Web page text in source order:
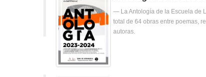
La Antología de la Escuela de
total de 64 obras entre poemas,
autoras.